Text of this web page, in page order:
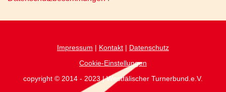
Impressum | Kontakt | Datenschutz
Cookie-Einstellungen
copyright © 2014 - 2023 | Westfälischer Turnerbund.e.V.